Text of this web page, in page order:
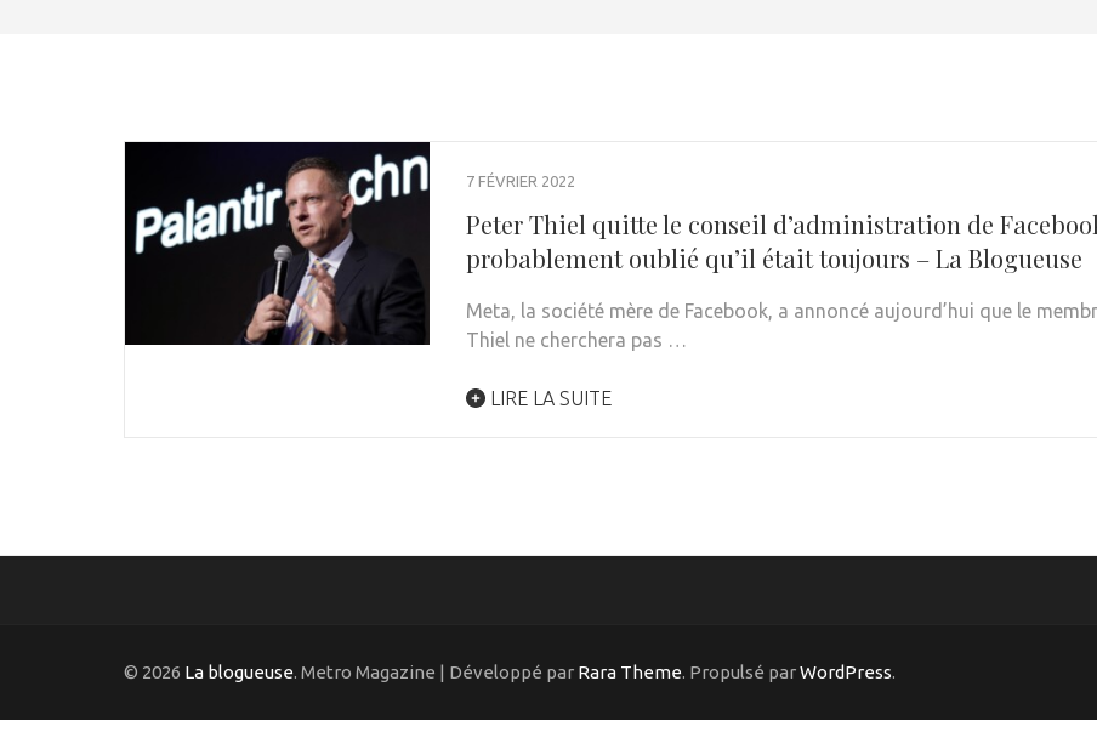
7 FÉVRIER 2022
Peter Thiel quitte le conseil d’administration de
probablement oublié qu’il était toujours – La Blogueuse
Meta, la société mère de Facebook, a annoncé aujourd’hui que le
Thiel ne cherchera pas …
LIRE LA SUITE
© 2026 La blogueuse. Metro Magazine | Développé par Rara Theme. Propulsé parWordPress.